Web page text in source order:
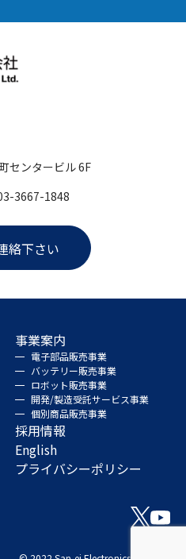
センタービル 6F
3667-1848
絡下さい
事業案内
電子部品販売事業
バッテリー販売事業
ロボット販売事業
開発/製造受託サービス事業
個別商品販売事業
採用情報
English
プライバシーポリシー